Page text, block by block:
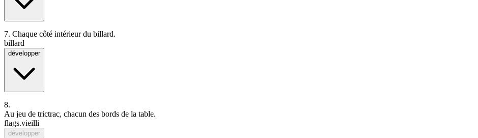
7. Chaque côté intérieur du billard.
billard
développer
8.
Au jeu de trictrac, chacun des bords de la table.
flags.vieilli
développer